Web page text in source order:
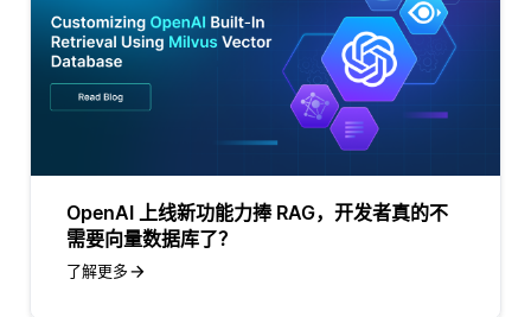
OpenAI 上线新功能力捧 RAG，开发者真的不
需要向量数据库了？
了解更多